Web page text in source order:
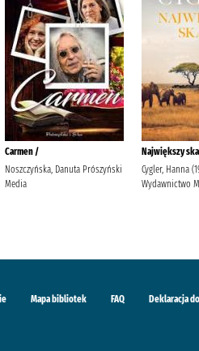
Carmen /
Noszczyńska, Danuta Prószyński
Media
Największy
Cygler, Hanna
Wydawnictwo
Mapa bibliotek FAQ Deklaracja